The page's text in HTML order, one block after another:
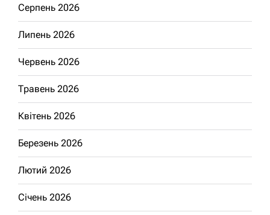
Серпень 2026
Липень 2026
Червень 2026
Травень 2026
Квітень 2026
Березень 2026
Лютий 2026
Січень 2026